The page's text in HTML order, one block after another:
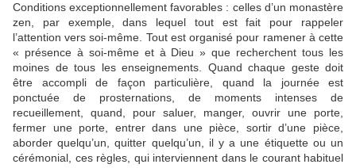
Conditions exceptionnellement favorables : celles d’un monastère
zen, par exemple, dans lequel tout est fait pour rappeler
l’attention vers soi-même. Tout est organisé pour ramener à cette
« présence à soi-même et à Dieu » que recherchent tous les
moines de tous les enseignements. Quand chaque geste doit
être accompli de façon particulière, quand la journée est
ponctuée de prosternations, de moments intenses de
recueillement, quand, pour saluer, manger, ouvrir une porte,
fermer une porte, entrer dans une pièce, sortir d’une pièce,
aborder quelqu’un, quitter quelqu’un, il y a une étiquette ou un
cérémonial, ces règles, qui interviennent dans le courant habituel